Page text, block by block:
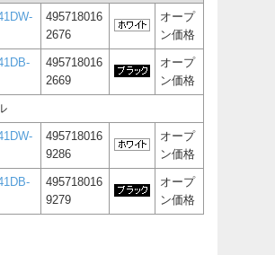
495718016
2676
オープ
ン価格
495718016
2669
オープ
ン価格
495718016
9286
オープ
ン価格
495718016
9279
オープ
ン価格